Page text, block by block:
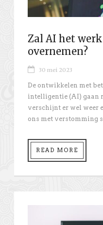
Zal AI het
overnemen?
30 mei 2023
De ontwikkelen met
intelligentie (AI) gaan
verschijnt er wel weer
ons met verstomming
READ MORE